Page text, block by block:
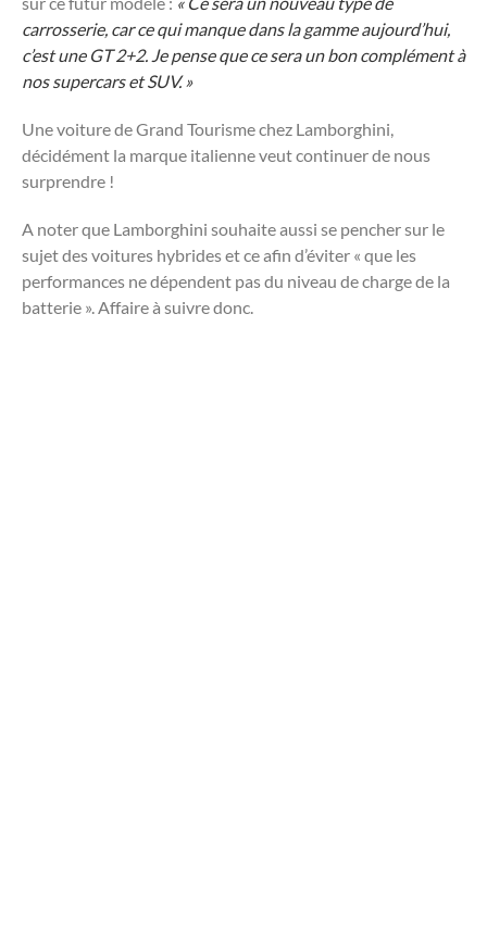
carrosserie, car ce qui manque dans la gamme aujourd’hui,
c’est une GT 2+2. Je pense que ce sera un bon complément à
nos supercars et SUV. »
Une voiture de Grand Tourisme chez Lamborghini,
décidément la marque italienne veut continuer de nous
surprendre !
A noter que Lamborghini souhaite aussi se pencher sur le
sujet des voitures hybrides et ce afin d’éviter « que les
performances ne dépendent pas du niveau de charge de la
batterie ». Affaire à suivre donc.